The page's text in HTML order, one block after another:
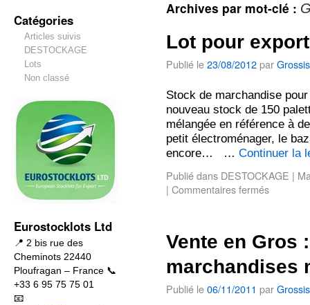
Catégories
Articles suivis
DESTOCKAGE
Lots
Non classé
Eurostocklots Ltd
📍 2 bis rue des
Cheminots 22440
Ploufragan – France 📞
+33 6 95 75 75 01
📧
Archives par mot-clé :
Lot pour
Publié le23/08/2012par
Stock de marchandise
nouveau stock de 150
mélangée en référence à
petit électroménager, le
encore… … Continuer la
Publié dans DESTOCKAGE |
| Commentaires fermés
Vente en Gros
marchandises
Publié le06/11/2011 par